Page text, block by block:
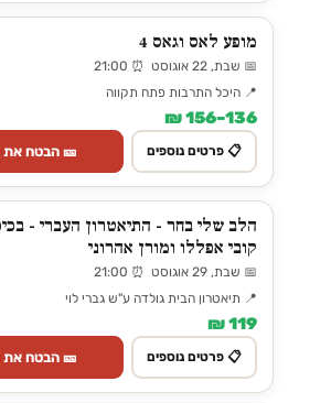
מופע לאס וגאס 4
📅 שבת, 22 אוגוסט ⏰ 21:00
📍 היכל התרבות פתח תקווה
136–156 ₪
📋 פרטים נוספים 🎫 הבטח את
הלב שלי בחר - התיאטרון העברי -
קובי אפללו ומורן אהרוני
📅 שבת, 29 אוגוסט ⏰ 21:00
📍 תיאטרון הבית גולדה ע"ש גברי לוי
119 ₪
📋 פרטים נוספים 🎫 הבטח את